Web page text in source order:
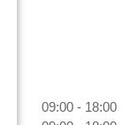
09:00 - 18:00